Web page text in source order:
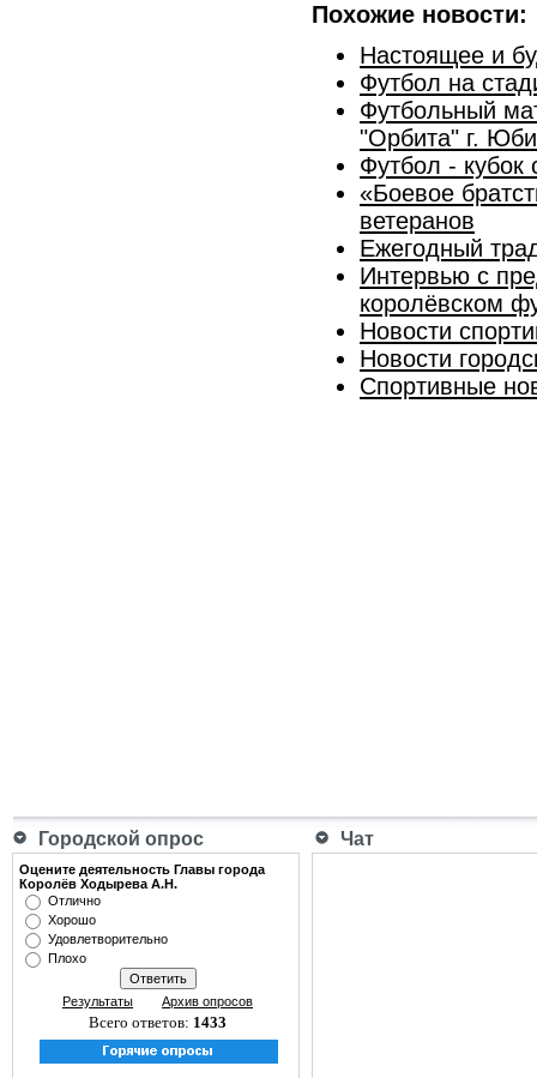
Похожие новости:
Настоящее и
Футбол на
Футбольный
"Орбита" г.
Футбол - кубок
«Боевое
ветеранов
Ежегодный
Интервью с
королёвском
Новости
Новости
Спортивные
Городской опрос Чат
Оцените деятельность Главы города
Королёв Ходырева А.Н.
Отлично
Хорошо
Удовлетворительно
Плохо
Результаты Архив опросов
Всего ответов: 1433